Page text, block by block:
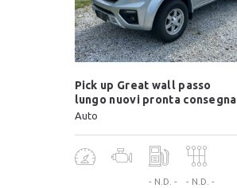
Pick up Great wall passo
lungo nuovi pronta consegna
Auto
- N.D. - - N.D. -